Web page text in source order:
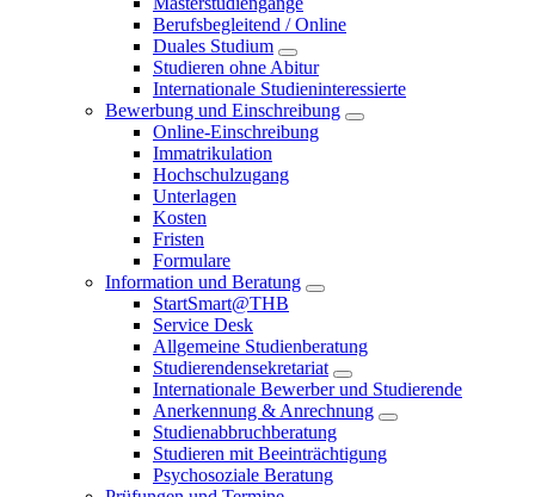
Berufsbegleitend / Online
Duales Studium
Studieren ohne Abitur
Internationale Studieninteressierte
Bewerbung und Einschreibung
Online-Einschreibung
Immatrikulation
Hochschulzugang
Unterlagen
Kosten
Fristen
Formulare
Information und Beratung
StartSmart@THB
Service Desk
Allgemeine Studienberatung
Studierendensekretariat
Internationale Bewerber und Studierende
Anerkennung & Anrechnung
Studienabbruchberatung
Studieren mit Beeinträchtigung
Psychosoziale Beratung